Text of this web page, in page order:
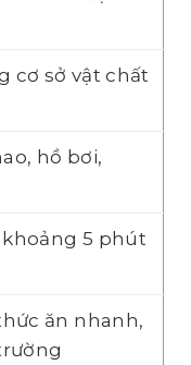
cơ sở vật chất
hồ bơi,
5 phút
ăn nhanh,